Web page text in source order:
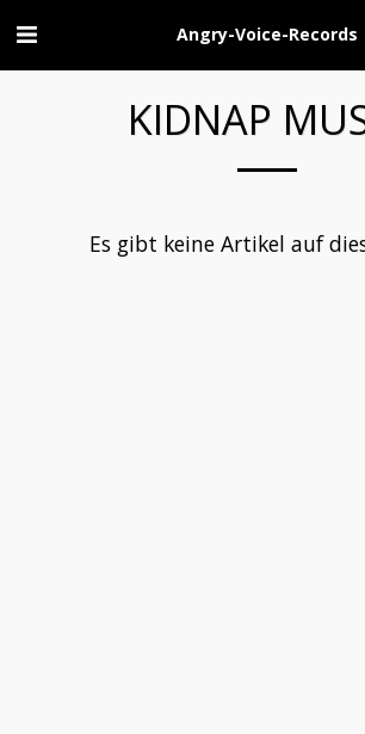
Angry-Voice-Records
KIDNAP
Es gibt keine Artikel auf